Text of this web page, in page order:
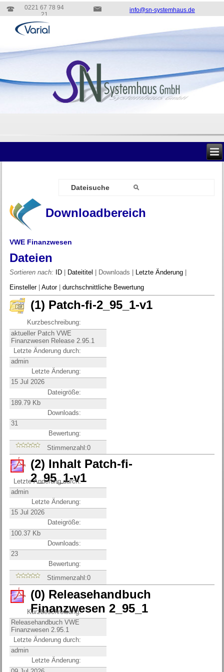
0221 67 78 94
21
info@sn-systemhaus.de
Downloadbereich
VWE Finanzwesen
Dateien
Sortieren nach: ID Dateititel | Downloads | Letzte Änderung
Einsteller|Autor|durchschnittliche Bewertung
(1) Patch-fi-2_95_1-v1
Kurzbeschreibung:
aktueller Patch VWE
Finanzwesen Release 2.95.1
Letzte Änderung durch:
admin
Letzte Änderung:
15 Jul 2026
Dateigröße:
189.79 Kb
Downloads:
31
Bewertung:
Stimmenzahl:0
(2) Inhalt Patch-fi-
2_95_1-v1
Letzte Änderung durch:
admin
Letzte Änderung:
15 Jul 2026
Dateigröße:
100.37 Kb
Downloads:
23
Bewertung:
Stimmenzahl:0
(0) Releasehandbuch
Finanzwesen 2_95_1
Kurzbeschreibung:
Releasehandbuch VWE
Finanzwesen 2.95.1
Letzte Änderung durch:
admin
Letzte Änderung: